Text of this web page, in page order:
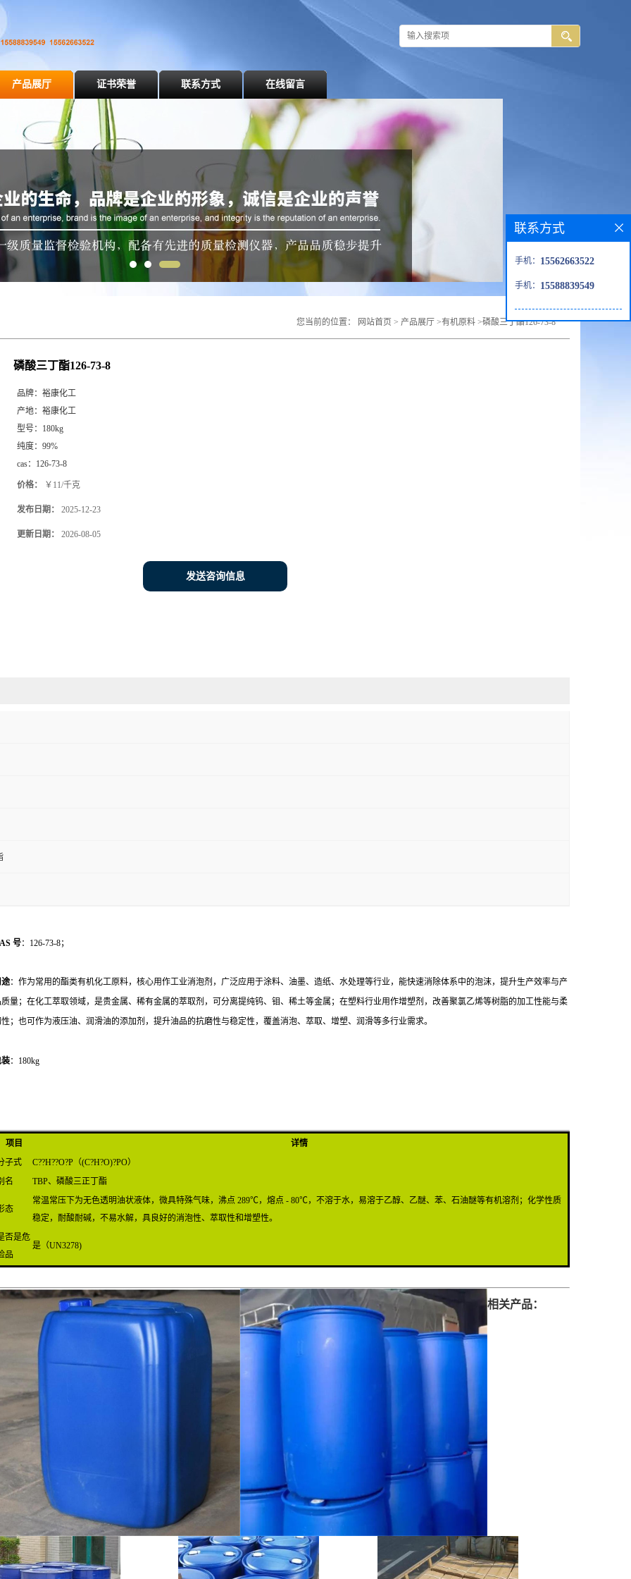
产品展厅 证书荣誉 联系方式 在线留言
您当前的位置： 网站首页 > 产品展厅 >有机原料 >磷酸三丁酯126-73-8
磷酸三丁酯126-73-8
品牌： 裕康化工
产地： 裕康化工
型号： 180kg
纯度： 99%
cas： 126-73-8
价格： ￥11/千克
发布日期： 2025-12-23
更新日期： 2026-08-05
发送咨询信息
号：126-73-8；
：作为常用的酯类有机化工原料，核心用作工业消泡剂，广泛应用于涂料、油墨、造纸、水处理等行业，能快速消除体系中的泡沫，提升生产效率与产
量；在化工萃取领域，是贵金属、稀有金属的萃取剂，可分离提纯钨、钼、稀土等金属；在塑料行业用作增塑剂，改善聚氯乙烯等树脂的加工性能与柔
；也可作为液压油、润滑油的添加剂，提升油品的抗磨性与稳定性，覆盖消泡、萃取、增塑、润滑等多行业需求。
：180kg
项目
详情
子式
C??H??O?P（(C?H?O)?PO）
名
TBP、磷酸三正丁酯
态
常温常压下为无色透明油状液体，微具特殊气味，沸点 289℃，熔点 - 80℃，不溶于水，易溶于乙醇、乙醚、苯、石油醚等有机溶剂；化学性质
稳定，耐酸耐碱，不易水解，具良好的消泡性、萃取性和增塑性。
否是危
品
是（UN3278)
相关产品：
联系方式
手机： 15562663522
手机： 15588839549